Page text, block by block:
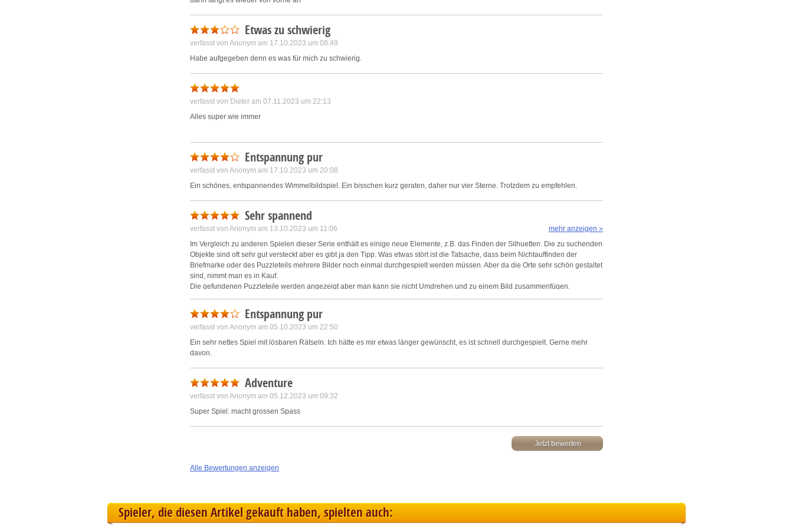
Etwas zu schwierig
verfasst von Anonym am 17.10.2023 um 08:49
Habe aufgegeben denn es was für mich zu schwierig.
verfasst von Dieter am 07.11.2023 um 22:13
Alles super wie immer
Entspannung pur
verfasst von Anonym am 17.10.2023 um 20:08
Ein schönes, entspannendes Wimmelbildspiel. Ein bisschen kurz geraten, daher nur vier Sterne. Trotzdem zu empfehlen.
Sehr spannend
verfasst von Anonym am 13.10.2023 um 11:06
Im Vergleich zu anderen Spielen dieser Serie enthält es einige neue Elemente, z.B. das Finden der Silhuetten. Die zu suchenden
Objekte sind oft sehr gut versteckt aber es gibt ja den Tipp. Was etwas stört ist die Tatsache, dass beim Nichtauffinden der
Briefmarke oder des Puzzleteils mehrere Bilder noch einmal durchgespielt werden müssen. Aber da die Orte sehr schön gestaltet
sind, nimmt man es in Kauf.
Die gefundenen Puzzleteile werden angezeigt aber man kann sie nicht Umdrehen und zu einem Bild zusammenfügen.
Ansonsten macht es sehr viel Spaß.
mehr anzeigen »
Entspannung pur
verfasst von Anonym am 05.10.2023 um 22:50
Ein sehr nettes Spiel mit lösbaren Rätseln. Ich hätte es mir etwas länger gewünscht, es ist schnell durchgespielt. Gerne mehr
davon.
Adventure
verfasst von Anonym am 05.12.2023 um 09:32
Super Spiel. macht grossen Spass
Jetzt bewerten
Alle Bewertungen anzeigen
Spieler, die diesen Artikel gekauft haben, spielten auch: